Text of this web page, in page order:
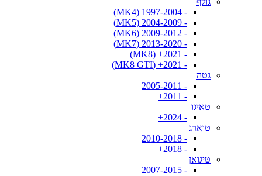
- 1997-2004 (MK4)
- 2004-2009 (MK5)
- 2009-2012 (MK6)
- 2013-2020 (MK7)
- 2021+ (MK8)
- 2021+ (MK8 GTI)
גטה
- 2005-2011
- 2011+
טאיגו
- 2024+
טוארג
- 2010-2018
- 2018+
טיגואן
- 2007-2015